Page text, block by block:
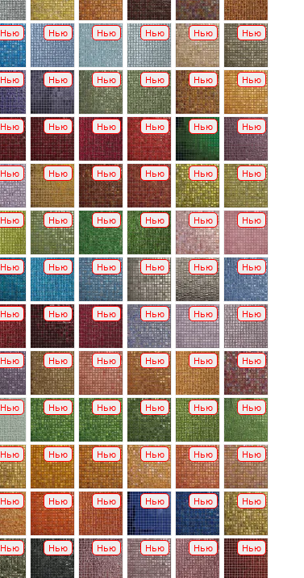
Нью Нью Нью Нью Нью Нью
Нью Нью Нью Нью Нью Нью
Нью Нью Нью Нью Нью Нью
Нью Нью Нью Нью Нью Нью
Нью Нью Нью Нью Нью Нью
Нью Нью Нью Нью Нью Нью
Нью Нью Нью Нью Нью Нью
Нью Нью Нью Нью Нью Нью
Нью Нью Нью Нью Нью Нью
Нью Нью Нью Нью Нью Нью
Нью Нью Нью Нью Нью Нью
Нью Нью Нью Нью Нью Нью